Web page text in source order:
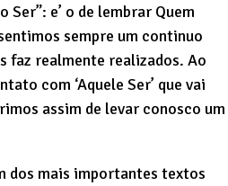
Ser”: e’ o de lembrar Quem
sempre um continuo
faz realmente realizados. Ao
com ‘Aquele Ser’ que vai
assim de levar conosco um
dos mais importantes textos